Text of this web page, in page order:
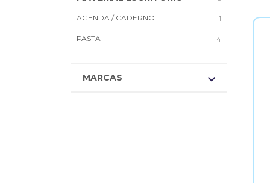
AGENDA / CADERNO 1
PASTA 4
MARCAS